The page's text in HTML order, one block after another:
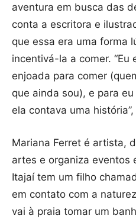
aventura em busca das
conta a escritora e
que essa era uma forma
incentivá-la a comer. “Eu
enjoada para comer
que ainda sou), e para
ela contava uma
Mariana Ferret é artista,
artes e organiza eventos
Itajaí tem um filho
em contato com a
vai à praia tomar um